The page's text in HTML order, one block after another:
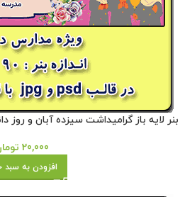
بنر لایه باز گرامیداشت سیزده آبان و
20,000
افزودن به سبد